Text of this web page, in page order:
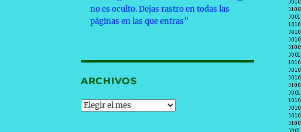
no es oculto. Dejas rastro en todas las
páginas en las que entras”
ARCHIVOS
Archivos